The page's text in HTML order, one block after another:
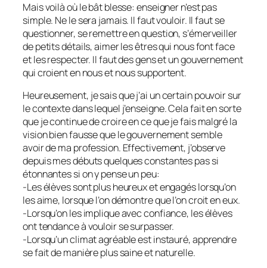
Mais voilà où le bât blesse: enseigner n’est pas
simple. Ne le sera jamais. Il faut vouloir. Il faut se
questionner, se remettre en question, s’émerveiller
de petits détails, aimer les êtres qui nous font face
et les respecter. Il faut des gens et un gouvernement
qui croient en nous et nous supportent.
Heureusement, je sais que j’ai un certain pouvoir sur
le contexte dans lequel j’enseigne. Cela fait en sorte
que je continue de croire en ce que je fais malgré la
vision bien fausse que le gouvernement semble
avoir de ma profession. Effectivement, j’observe
depuis mes débuts quelques constantes pas si
étonnantes si on y pense un peu:
-Les élèves sont plus heureux et engagés lorsqu’on
les aime, lorsque l’on démontre que l’on croit en eux.
-Lorsqu’on les implique avec confiance, les élèves
ont tendance à vouloir se surpasser.
-Lorsqu’un climat agréable est instauré, apprendre
se fait de manière plus saine et naturelle.